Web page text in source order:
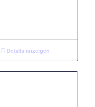
Details anzeigen